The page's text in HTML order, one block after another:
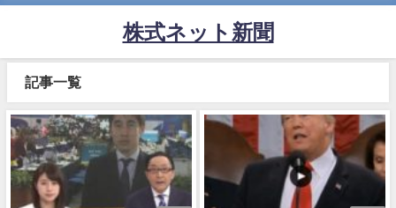
株式ネット新聞
記事一覧